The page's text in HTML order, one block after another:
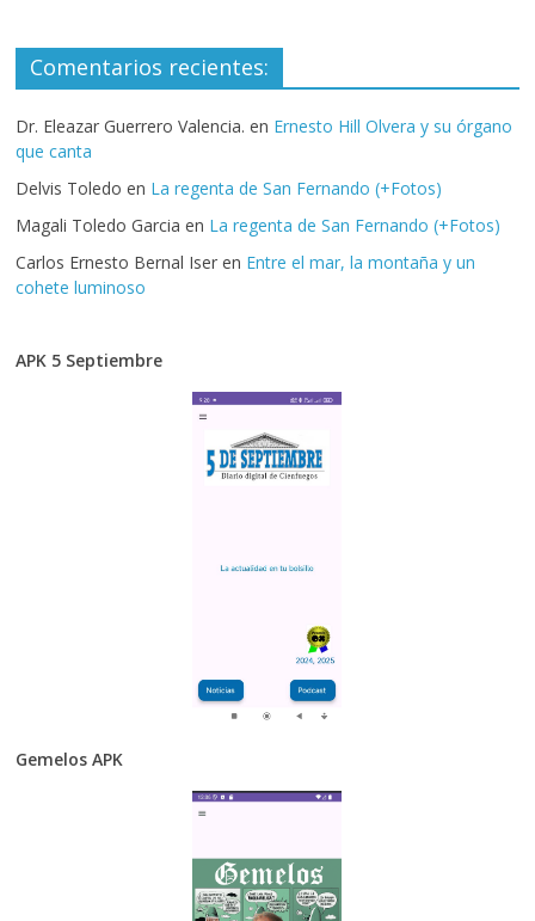
Comentarios recientes:
Dr. Eleazar Guerrero Valencia. en Ernesto Hill Olvera y su órgano
que canta
Delvis Toledo en La regenta de San Fernando (+Fotos)
Magali Toledo Garcia en La regenta de San Fernando (+Fotos)
Carlos Ernesto Bernal Iser en Entre el mar, la montaña y un
cohete luminoso
APK 5 Septiembre
Gemelos APK